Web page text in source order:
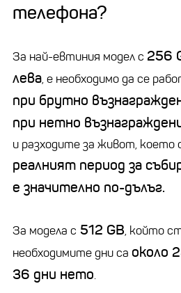
телефона?
За най-евтиния модел с 256
лева, е необходимо да се
при брутно
при нетно
и разходите за живот, което
реалният период за
е значително по-дълъг.
За модела с 512 GB, който
необходимите дни са около
36 дни нето.